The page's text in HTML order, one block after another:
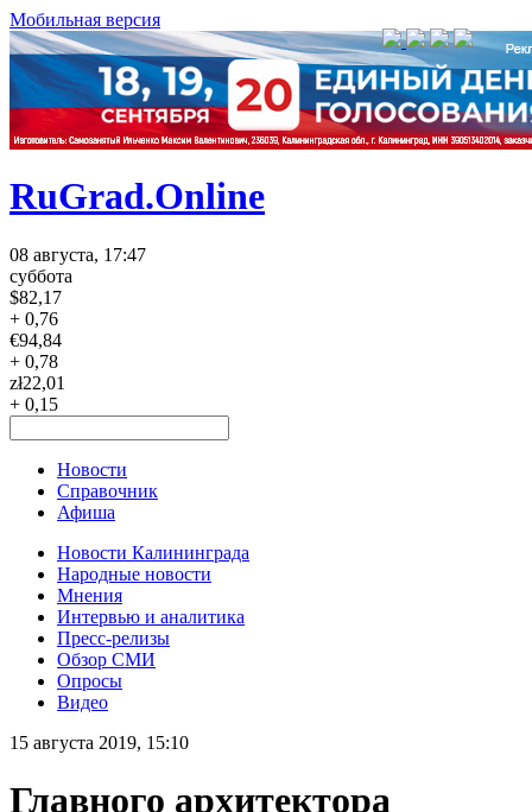
Мобильная версия
RuGrad.Online
08 августа, 17:47
суббота
$82,17
+ 0,76
€94,84
+ 0,78
zł22,01
+ 0,15
Новости
Справочник
Афиша
Новости Калининграда
Народные новости
Мнения
Интервью и аналитика
Пресс-релизы
Обзор СМИ
Опросы
Видео
15 августа 2019, 15:10
Главного архитектора